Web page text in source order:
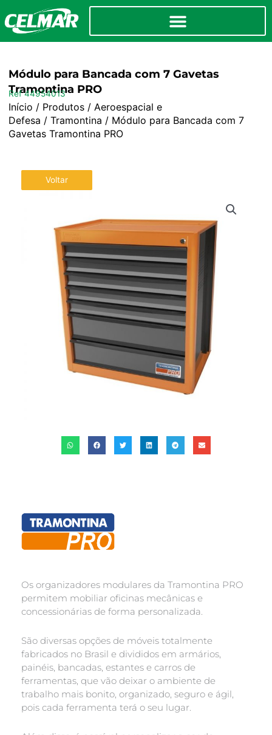
Módulo para Bancada com 7 Gavetas
Tramontina PRO
Ref 44954013
Início / Produtos/ Aeroespacial e
Defesa / Tramontina / Módulo para Bancada com 7
Gavetas Tramontina PRO
Voltar
Os organizadores modulares da Tramontina PRO
permitem mobiliar oficinas mecânicas e
concessionárias de forma personalizada.
São diversas opções de móveis totalmente
fabricados no Brasil e divididos em armários,
painéis, bancadas, estantes e carros de
ferramentas, que vão deixar o ambiente de
trabalho mais bonito, organizado, seguro e ágil,
pois cada ferramenta terá o seu lugar.